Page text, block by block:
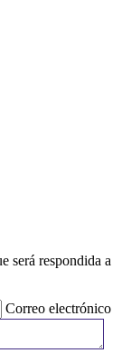
será respondida a
Correo electrónico